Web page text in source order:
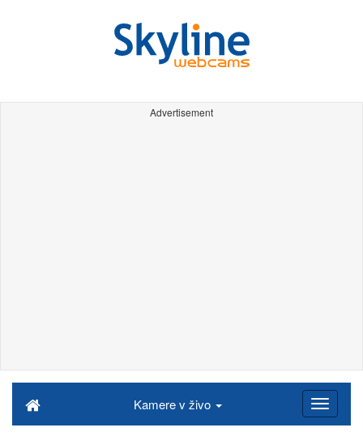
Advertisement
Kamere v živo